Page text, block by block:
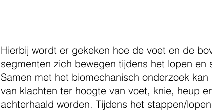
Hierbij wordt er gekeken hoe de voet en de
segmenten zich bewegen tijdens het lopen en
Samen met het biomechanisch onderzoek
van klachten ter hoogte van voet, knie, heup
achterhaald worden. Tijdens het stappen/